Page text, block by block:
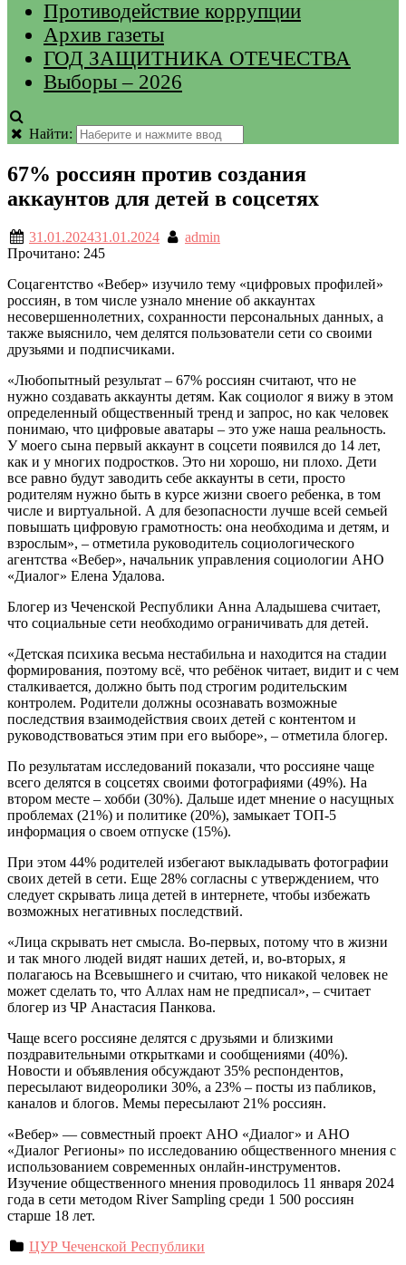
Противодействие коррупции
Архив газеты
ГОД ЗАЩИТНИКА ОТЕЧЕСТВА
Выборы – 2026
Найти:
67% россиян против создания
аккаунтов для детей в соцсетях
31.01.202431.01.2024
admin
Прочитано: 245
Соцагентство «Вебер» изучило тему «цифровых профилей»
россиян, в том числе узнало мнение об аккаунтах
несовершеннолетних, сохранности персональных данных, а
также выяснило, чем делятся пользователи сети со своими
друзьями и подписчиками.
«Любопытный результат – 67% россиян считают, что не
нужно создавать аккаунты детям. Как социолог я вижу в этом
определенный общественный тренд и запрос, но как человек
понимаю, что цифровые аватары – это уже наша реальность.
У моего сына первый аккаунт в соцсети появился до 14 лет,
как и у многих подростков. Это ни хорошо, ни плохо. Дети
все равно будут заводить себе аккаунты в сети, просто
родителям нужно быть в курсе жизни своего ребенка, в том
числе и виртуальной. А для безопасности лучше всей семьей
повышать цифровую грамотность: она необходима и детям, и
взрослым», – отметила руководитель социологического
агентства «Вебер», начальник управления социологии АНО
«Диалог» Елена Удалова.
Блогер из Чеченской Республики Анна Аладышева считает,
что социальные сети необходимо ограничивать для детей.
«Детская психика весьма нестабильна и находится на стадии
формирования, поэтому всё, что ребёнок читает, видит и с чем
сталкивается, должно быть под строгим родительским
контролем. Родители должны осознавать возможные
последствия взаимодействия своих детей с контентом и
руководствоваться этим при его выборе», – отметила блогер.
По результатам исследований показали, что россияне чаще
всего делятся в соцсетях своими фотографиями (49%). На
втором месте – хобби (30%). Дальше идет мнение о насущных
проблемах (21%) и политике (20%), замыкает ТОП-5
информация о своем отпуске (15%).
При этом 44% родителей избегают выкладывать фотографии
своих детей в сети. Еще 28% согласны с утверждением, что
следует скрывать лица детей в интернете, чтобы избежать
возможных негативных последствий.
«Лица скрывать нет смысла. Во-первых, потому что в жизни
и так много людей видят наших детей, и, во-вторых, я
полагаюсь на Всевышнего и считаю, что никакой человек не
может сделать то, что Аллах нам не предписал», – считает
блогер из ЧР Анастасия Панкова.
Чаще всего россияне делятся с друзьями и близкими
поздравительными открытками и сообщениями (40%).
Новости и объявления обсуждают 35% респондентов,
пересылают видеоролики 30%, а 23% – посты из пабликов,
каналов и блогов. Мемы пересылают 21% россиян.
«Вебер» — совместный проект АНО «Диалог» и АНО
«Диалог Регионы» по исследованию общественного мнения с
использованием современных онлайн-инструментов.
Изучение общественного мнения проводилось 11 января 2024
года в сети методом River Sampling среди 1 500 россиян
старше 18 лет.
ЦУР Чеченской Республики